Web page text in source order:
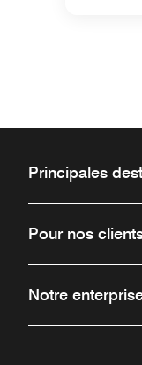
Principales
Pour nos
Notre